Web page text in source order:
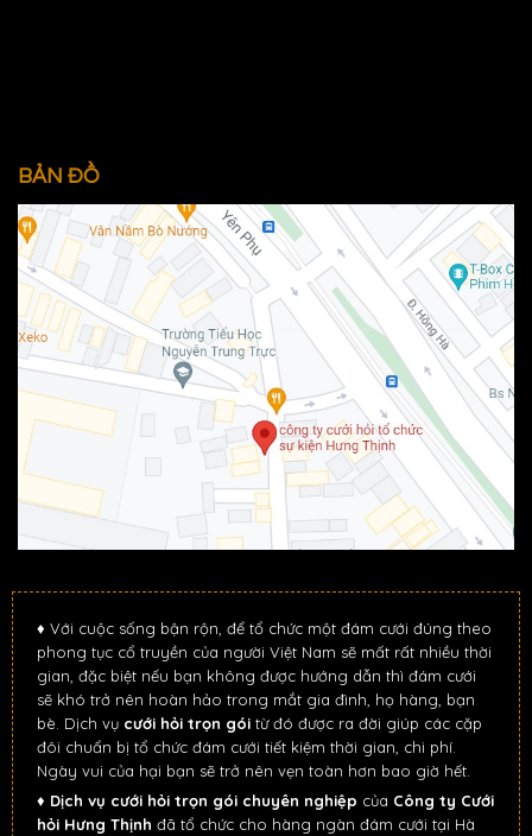
BẢN ĐỒ
♦ Với cuộc sống bận rộn, để tổ chức một đám cưới đúng theo
phong tục cổ truyền của người Việt Nam sẽ mất rất nhiều thời
gian, đặc biệt nếu bạn không được hướng dẫn thì đám cưới
sẽ khó trở nên hoàn hảo trong mắt gia đình, họ hàng, bạn
bè. Dịch vụ cưới hỏi trọn gói từ đó được ra đời giúp các cặp
đôi chuẩn bị tổ chức đám cưới tiết kiệm thời gian, chi phí.
Ngày vui của hại bạn sẽ trở nên vẹn toàn hơn bao giờ hết.
♦ Dịch vụ cưới hỏi trọn gói chuyên nghiệp của Công ty Cưới
hỏi Hưng Thịnh đã tổ chức cho hàng ngàn đám cưới tại Hà